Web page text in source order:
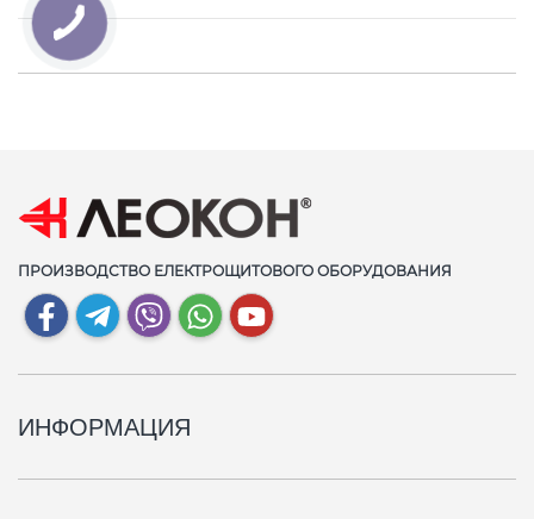
ПРОИЗВОДСТВО ЕЛЕКТРОЩИТОВОГО ОБОРУДОВАНИЯ
ИНФОРМАЦИЯ